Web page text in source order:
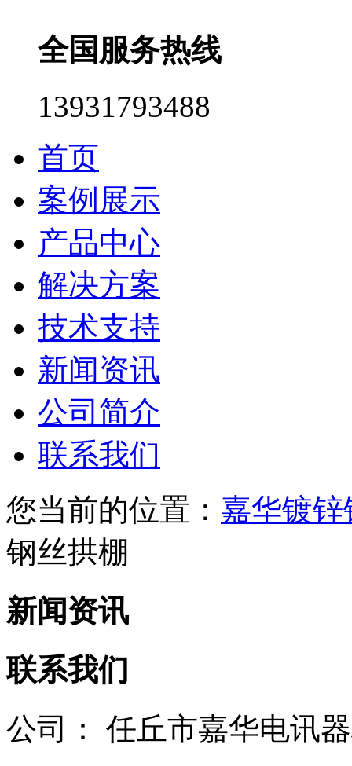
全国服务热线
13931793488
首页
案例展示
产品中心
解决方案
技术支持
新闻资讯
公司简介
联系我们
您当前的位置： 嘉华镀
钢丝拱棚
新闻资讯
联系我们
公司：
任丘市嘉华电讯